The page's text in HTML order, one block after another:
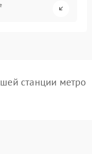
станции метро